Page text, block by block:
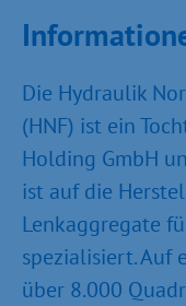
Die Hydraulik
(HNF) ist ein
Holding GmbH
ist auf die
Lenkaggregate
spezialisiert. Auf
über 8.000